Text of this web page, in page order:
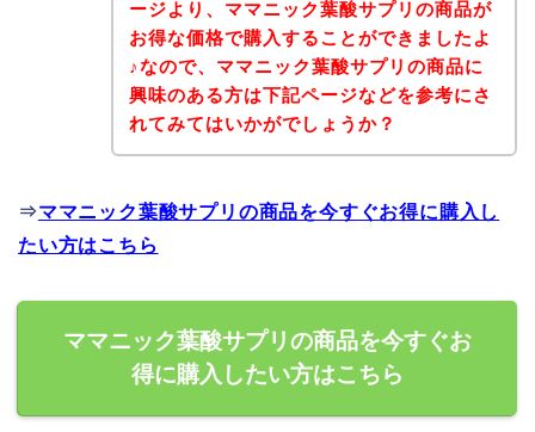
ージより、ママニック葉酸サプリの商品が
お得な価格で購入することができましたよ
♪なので、ママニック葉酸サプリの商品に
興味のある方は下記ページなどを参考にさ
れてみてはいかがでしょうか？
⇒ママニック葉酸サプリの商品を今すぐお得に購入し
たい方はこちら
ママニック葉酸サプリの商品を今すぐお
得に購入したい方はこちら